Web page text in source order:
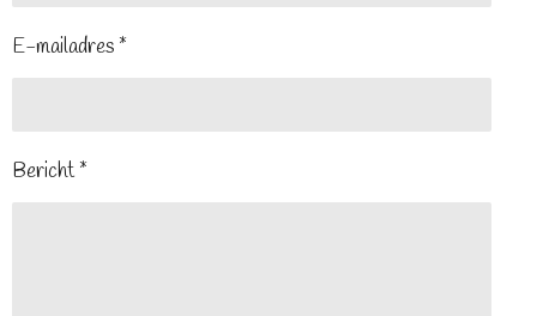
E-mailadres *
Bericht *